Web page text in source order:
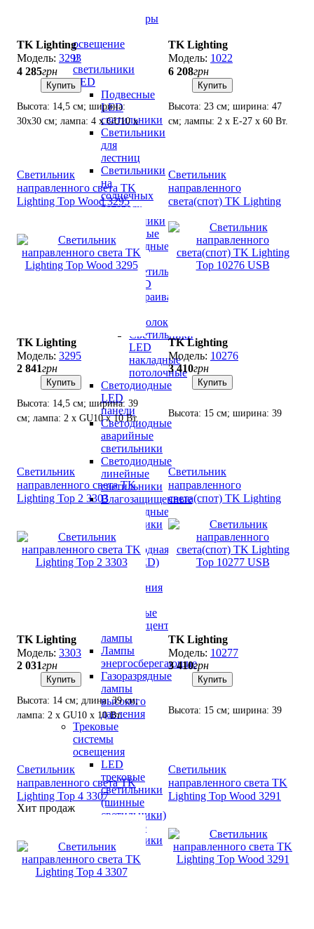
Аксессуары
освещение
и
светильники
LED
Подвесные
LED
светильники
Светильники
для
лестниц
Светильники
на
солнечных
батареях
Светильники
потолочные
светодиодные
LED
Cветильники
LED
встраиваемые
потолок
Светильники
LED
накладные
потолочные
Светодиодные
LED
панели
Светодиодные
аварийные
светильники
Светодиодные
линейные
светильники
Влагозащищенные
светодиодные
светильники
Лампочки
Светодиодная
лампа(LED)
накаливания
галогенные
Люминесцентные
лампы
Лампы
энергосберегающие
Газоразрядные
лампы
высокого
давления
Трековые
системы
освещения
LED
трековые
светильники
(шинные
светильники)
Трековые
светильники
под
лампу
(GU10,
TK Lighting
3293
4 285грн
Купить
Высота: 14,5 см; ширина:
30х30 см; лампа: 4 х GU10 х
TK Lighting
1022
6 208грн
Купить
Высота: 23 см; ширина: 47
см; лампы: 2 х Е-27 х 60 Вт.
Светильник
направленного света TK
Lighting Top Wood 3295
TK Lighting
3295
2 841грн
Купить
Высота: 14,5 см; ширина: 39
см; лампа: 2 х GU10 х 10 Вт.
Светильник
направленного
света(спот) TK Lighting
TK Lighting
10276
3 410грн
Купить
Высота: 15 см; ширина: 39
см; лампа: 2 х GU10 х 10 Вт
Светильник
направленного света TK
Lighting Top 2 3303
TK Lighting
3303
2 031грн
Купить
Высота: 14 см; длина: 39 см;
лампа: 2 х GU10 х 10 Вт.
Светильник
направленного
света(спот) TK Lighting
TK Lighting
10277
3 410грн
Купить
Высота: 15 см; ширина: 39
Светильник
направленного света TK
Lighting Top 4 3307
Хит продаж
Светильник
направленного света TK
Lighting Top Wood 3291